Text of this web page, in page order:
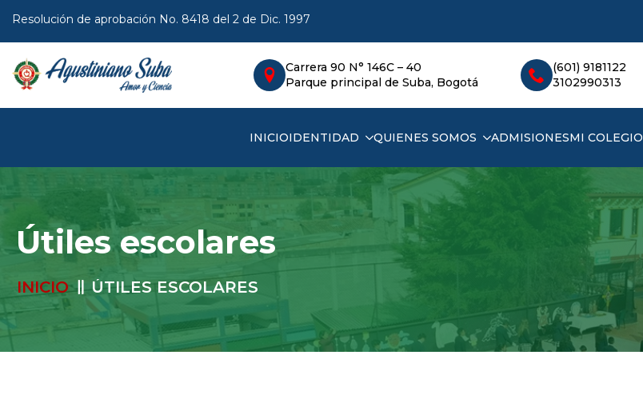
Resolución de aprobación No. 8418 del 2 de Dic. 1997
Carrera 90 N° 146C – 40
Parque principal de Suba, Bogotá
(601) 9181122
3102990313
INICIOIDENTIDAD QUIENES SOMOS ADMISIONESMI COLEGIO
Útiles escolares
INICIO ÚTILES ESCOLARES